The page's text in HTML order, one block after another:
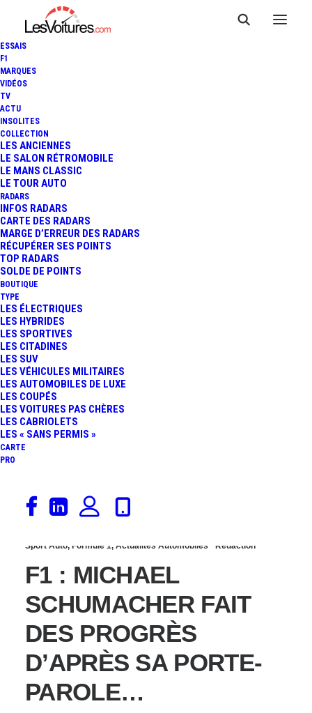
ESSAIS
F1
MARQUES
VIDÉOS
TV
ACTU
INSOLITES
COLLECTION
LES ANCIENNES
LE SALON RÉTROMOBILE
LE MANS CLASSIC
LE TOUR AUTO
RADARS
INFOS RADARS
CARTE DES RADARS
MARGE D’ERREUR DES RADARS
RÉCUPÉRER SES POINTS
TOP RADARS
SOLDE DE POINTS
BOUTIQUE
TYPE
LES ÉLECTRIQUES
LES HYBRIDES
LES SPORTIVES
LES CITADINES
LES SUV
LES VÉHICULES MILITAIRES
LES AUTOMOBILES DE LUXE
LES COUPÉS
LES VOITURES PAS CHÈRES
LES CABRIOLETS
LES « SANS PERMIS »
CARTE
PRO
22 décembre 2015
MICHAEL SCHUMACHER
: DES NOUVELLES
OFFICIELLES PEU
RASSURANTES…
Sport Auto, Formule 1, Actualités Automobiles Rédaction
F1 : MICHAEL
SCHUMACHER FAIT
DES PROGRÈS
D’APRÈS SA PORTE-
PAROLE…